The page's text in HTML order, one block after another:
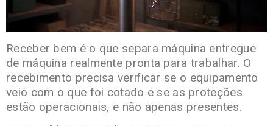
Receber bem é o que separa máquina entregue
de máquina realmente pronta para trabalhar. O
recebimento precisa verificar se o equipamento
veio com o que foi cotado e se as proteções
estão operacionais, e não apenas presentes.